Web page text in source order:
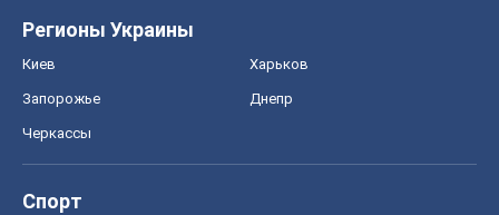
Регионы Украины
Киев Харьков
Запорожье Днепр
Черкассы
Спорт